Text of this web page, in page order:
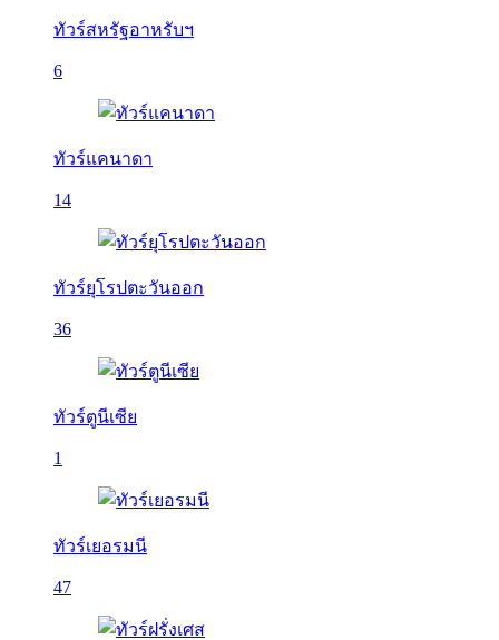
ทัวร์สหรัฐอาหรับฯ
6
ทัวร์แคนาดา
14
ทัวร์ยุโรปตะวันออก
36
ทัวร์ตูนีเซีย
1
ทัวร์เยอรมนี
47